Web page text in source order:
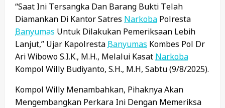
“Saat Ini Tersangka Dan Barang Bukti Telah
Diamankan Di Kantor Satres Narkoba Polresta
Banyumas Untuk Dilakukan Pemeriksaan Lebih
Lanjut,” Ujar Kapolresta Banyumas Kombes Pol Dr
Ari Wibowo S.I.K., M.H., Melalui Kasat Narkoba
Kompol Willy Budiyanto, S.H., M.H, Sabtu (9/8/2025).
Kompol Willy Menambahkan, Pihaknya Akan
Mengembangkan Perkara Ini Dengan Memeriksa